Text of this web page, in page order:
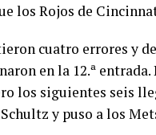
los Rojos de
cuatro errores y
en la 12.ª
los siguientes seis
y puso a los